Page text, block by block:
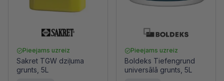
Pieejams uzreiz
Sakret TGW dziļuma
grunts, 5L
Pieejams uzreiz
Boldeks Tiefengrund
universālā grunts, 5L